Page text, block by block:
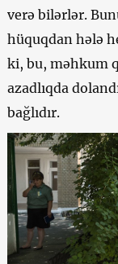
verə bilərlər.
hüquqdan hələ
ki, bu, məhkum
azadlıqda
bağlıdır.